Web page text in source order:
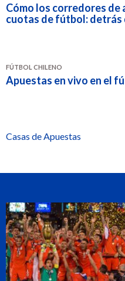
Cómo los corredores de
cuotas de fútbol: detrás
FÚTBOL CHILENO
Apuestas en vivo en el
Casas de Apuestas